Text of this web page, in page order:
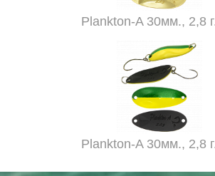
Plankton-A 30мм., 2,8
Plankton-A 30мм., 2,8